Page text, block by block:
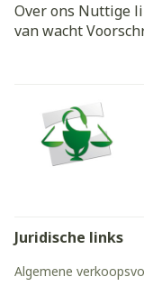
Over ons Nuttige
van wacht
Juridische links
Algemene